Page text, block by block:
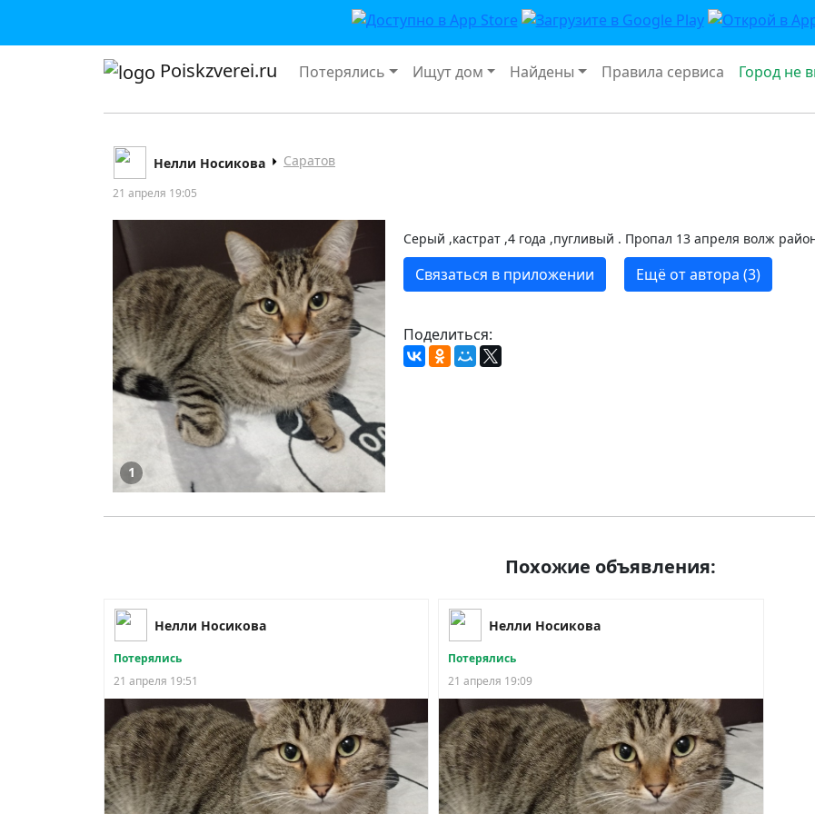
Poiskzverei.ru Потерялись Ищут дом Найдены Правила сервиса Город не
Нелли Носикова Саратов
21 апреля 19:05
1
Серый ,кастрат ,4 года ,пугливый . Пропал 13 апреля волж
Связаться в приложении Ещё от автора (3)
Поделиться:
Похожие объявления:
Нелли Носикова
Потерялись
21 апреля 19:51
Нелли Носикова
Потерялись
21 апреля 19:09